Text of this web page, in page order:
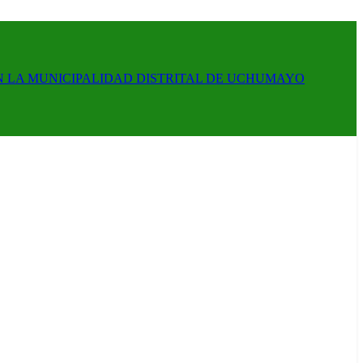
LA MUNICIPALIDAD DISTRITAL DE UCHUMAYO